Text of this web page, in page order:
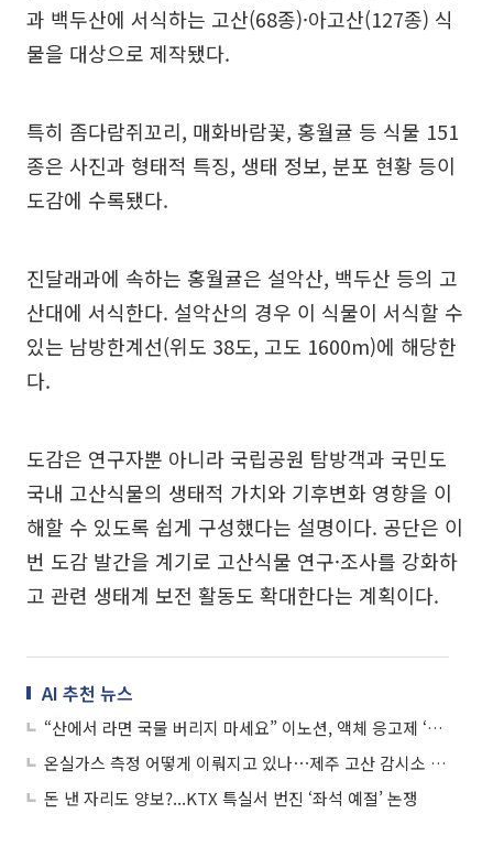
과 백두산에 서식하는 고산(68종)·아고산(127종) 식
물을 대상으로 제작됐다.
특히 좀다람쥐꼬리, 매화바람꽃, 홍월귤 등 식물 151
종은 사진과 형태적 특징, 생태 정보, 분포 현황 등이
도감에 수록됐다.
진달래과에 속하는 홍월귤은 설악산, 백두산 등의 고
산대에 서식한다. 설악산의 경우 이 식물이 서식할 수
있는 남방한계선(위도 38도, 고도 1600m)에 해당한
다.
도감은 연구자뿐 아니라 국립공원 탐방객과 국민도
국내 고산식물의 생태적 가치와 기후변화 영향을 이
해할 수 있도록 쉽게 구성했다는 설명이다. 공단은 이
번 도감 발간을 계기로 고산식물 연구·조사를 강화하
고 관련 생태계 보전 활동도 확대한다는 계획이다.
AI 추천 뉴스
“산에서 라면 국물 버리지 마세요” 이노션, 액체 응고제 ‘매직밤’ 무료 배포
온실가스 측정 어떻게 이뤄지고 있나⋯제주 고산 감시소 모습은
돈 낸 자리도 양보?...KTX 특실서 번진 ‘좌석 예절’ 논쟁